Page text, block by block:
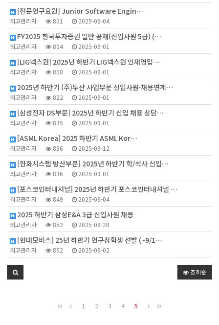
[전문연구요원] Junior Software Engin…
최고관리자 801 2025-09-04
FY2025 한국투자증권 일반 공채(신입사원 5급) (…
최고관리자 804 2025-09-01
[LIG넥스원] 2025년 하반기 LIG넥스원 인재영입…
최고관리자 808 2025-09-01
2025년 하반기 (주)두산 사업부문 신입사원·채용연계…
최고관리자 822 2025-09-01
[삼성전자 DS부문] 2025년 하반기 신입 채용 상담…
최고관리자 835 2025-09-01
[ASML Korea] 2025 하반기 ASML Kor…
최고관리자 836 2025-09-12
[한화시스템 방산부문] 2025년 하반기 학/석사 신입…
최고관리자 836 2025-09-01
[포스코인터내셔널] 2025년 하반기 포스코인터내셔널 …
최고관리자 849 2025-09-04
2025 하반기 삼성E&A 3급 신입사원 채용
최고관리자 852 2025-08-28
[현대모비스] 25년 하반기 연구장학생 선발 (~9/1…
최고관리자 852 2025-09-02
조회순
1 2 3 4 5